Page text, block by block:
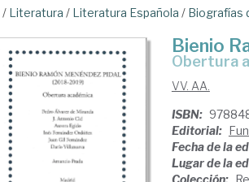
/ Literatura / Literatura Española / Biografías
Bienio
Obertura
VV. AA.
ISBN:
Editorial:
Fecha de la
Lugar de la
Colección: